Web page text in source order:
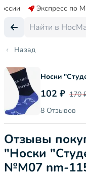
Экспресс по
Назад
Носки
102 ₽ 170
8 Отзывов
Отзывы
"Носки
№М07 nm-